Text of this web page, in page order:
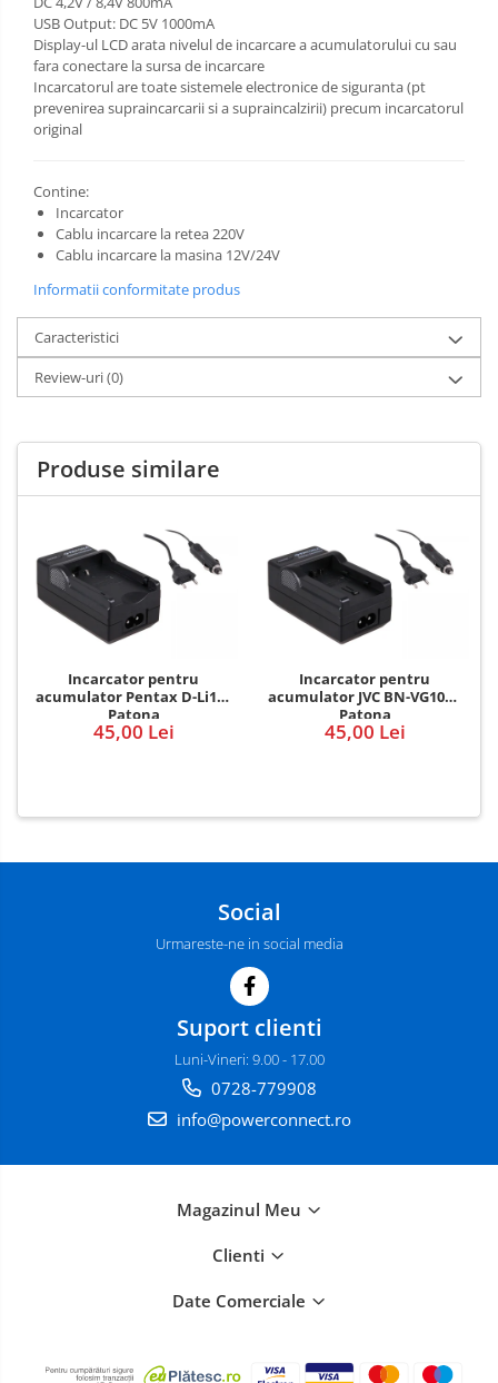
USB Output: DC 5V 1000mA
Display-ul LCD arata nivelul de incarcare a acumulatorului cu sau
fara conectare la sursa de incarcare
Incarcatorul are toate sistemele electronice de siguranta (pt
prevenirea supraincarcarii si a supraincalzirii) precum incarcatorul
original
Contine:
Incarcator
Cablu incarcare la retea 220V
Cablu incarcare la masina 12V/24V
Informatii conformitate produs
Caracteristici
Review-uri(0)
Produse similare
Incarcator pentru
acumulator Pentax D-Li109
Patona
45,00 Lei
Incarcator pentru
acumulator JVC BN-VG107e
Patona
45,00 Lei
Social
Urmareste-ne in social media
Suport clienti
Luni-Vineri: 9.00 - 17.00
0728-779908
info@powerconnect.ro
Magazinul Meu
Clienti
Date Comerciale